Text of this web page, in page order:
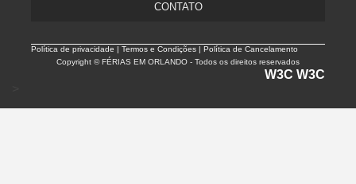
CONTATO
Política de privacidade |Termos e Condições | Política de Cancelamento
Copyright © FÉRIAS EM ORLANDO - Todos os direitos reservados
W3C W3C